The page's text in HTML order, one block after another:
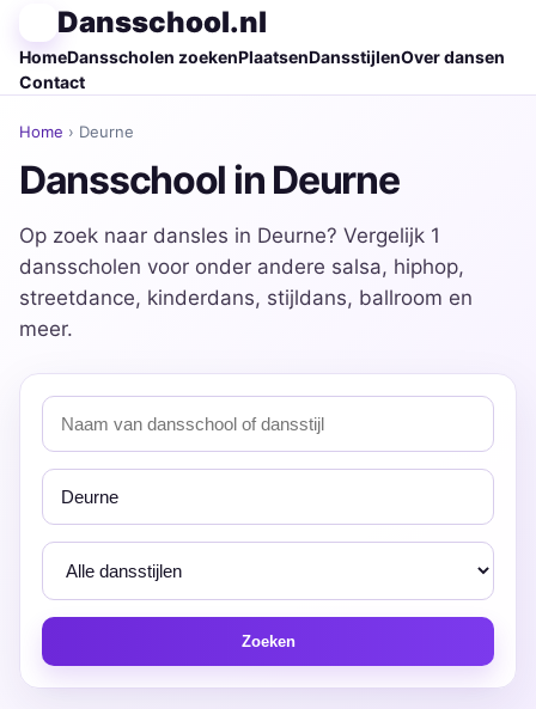
Dansschool.nl
HomeDansscholen zoekenPlaatsenDansstijlenOver dansen
Contact
Home › Deurne
Dansschool in Deurne
Op zoek naar dansles in Deurne? Vergelijk 1
dansscholen voor onder andere salsa, hiphop,
streetdance, kinderdans, stijldans, ballroom en
meer.
Zoeken